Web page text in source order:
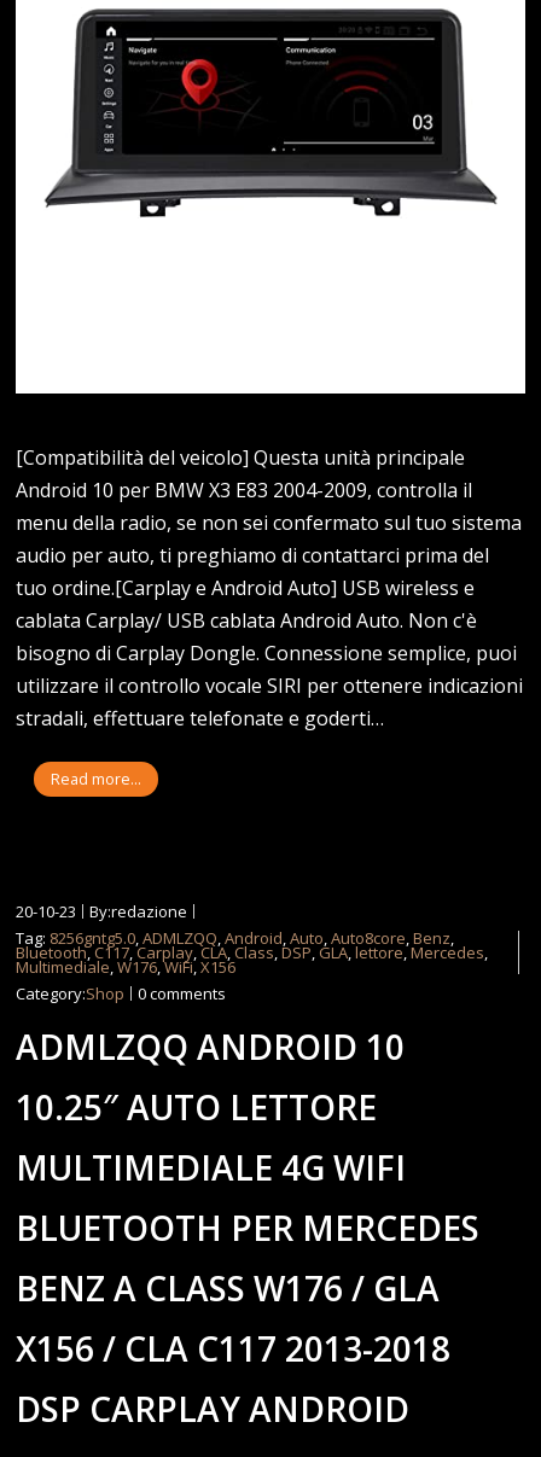
[Compatibilità del veicolo] Questa unità principale
Android 10 per BMW X3 E83 2004-2009, controlla il
menu della radio, se non sei confermato sul tuo sistema
audio per auto, ti preghiamo di contattarci prima del
tuo ordine.[Carplay e Android Auto] USB wireless e
cablata Carplay/ USB cablata Android Auto. Non c'è
bisogno di Carplay Dongle. Connessione semplice, puoi
utilizzare il controllo vocale SIRI per ottenere indicazioni
stradali, effettuare telefonate e goderti…
Read more...
20-10-23
By:redazione
Tag: 8256gntg5.0,ADMLZQQ,Android,Auto,Auto8core,Benz,
Bluetooth,C117,Carplay,CLA, Class,DSP, GLA,lettore,Mercedes,
Multimediale,W176,WiFi,X156
Category:Shop 0 comments
ADMLZQQ ANDROID 10
10.25″ AUTO LETTORE
MULTIMEDIALE 4G WIFI
BLUETOOTH PER MERCEDES
BENZ A CLASS W176 / GLA
X156 / CLA C117 2013-2018
DSP CARPLAY ANDROID